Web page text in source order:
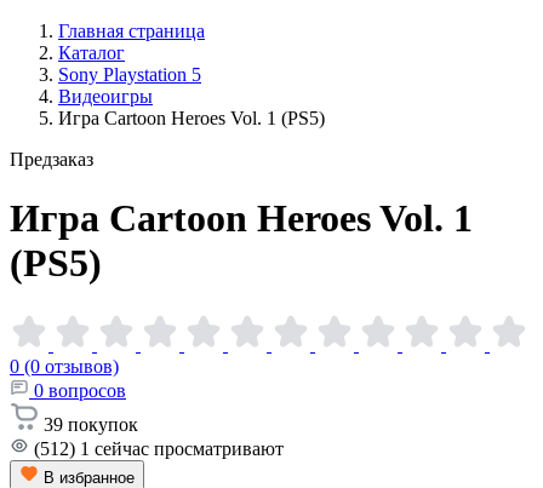
Главная страница
Каталог
Sony Playstation 5
Видеоигры
Игра Cartoon Heroes Vol. 1 (PS5)
Предзаказ
Игра Cartoon Heroes Vol. 1
(PS5)
0 (0 отзывов)
0 вопросов
39 покупок
(512) 1 сейчас просматривают
В избранное